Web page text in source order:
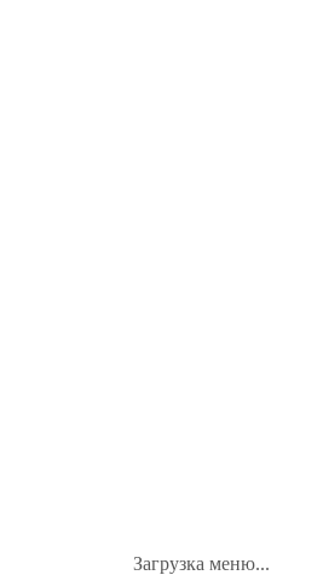
Загрузка меню...